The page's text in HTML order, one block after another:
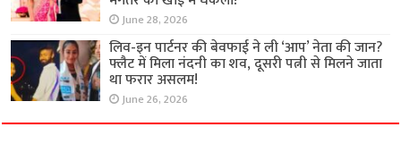
June 28, 2026
लिव-इन पार्टनर की बेवफाई ने ली ‘आप’ नेता की जान?
फ्लैट में मिला नंदनी का शव, दूसरी पत्नी से मिलने जाता
था फरार असलम!
June 26, 2026